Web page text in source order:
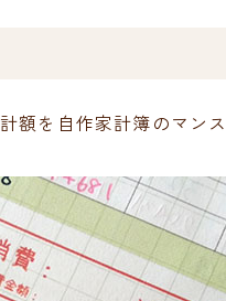
額を自作家計簿のマン